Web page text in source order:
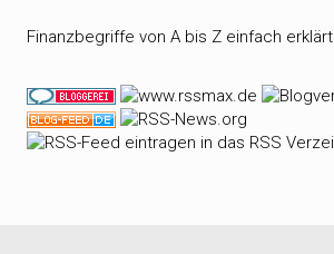
Finanzbegriffe von A bis Z einfach erklärt